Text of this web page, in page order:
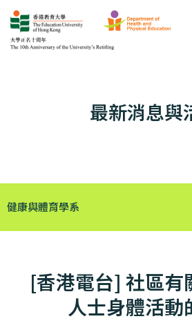
最新消息與
健康與體育學系
[香港電台] 社區有
人士身體活動